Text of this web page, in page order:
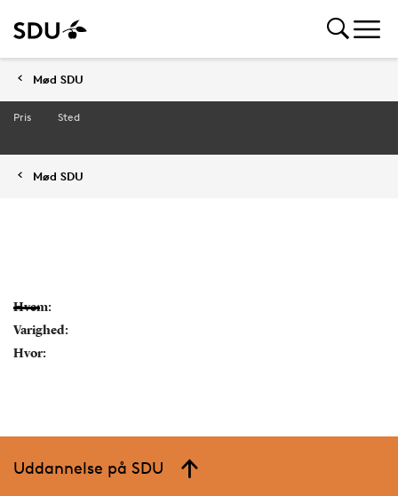
Mød SDU
Pris Sted
Mød SDU
Hvem:
Varighed:
Hvor:
Uddannelse på SDU